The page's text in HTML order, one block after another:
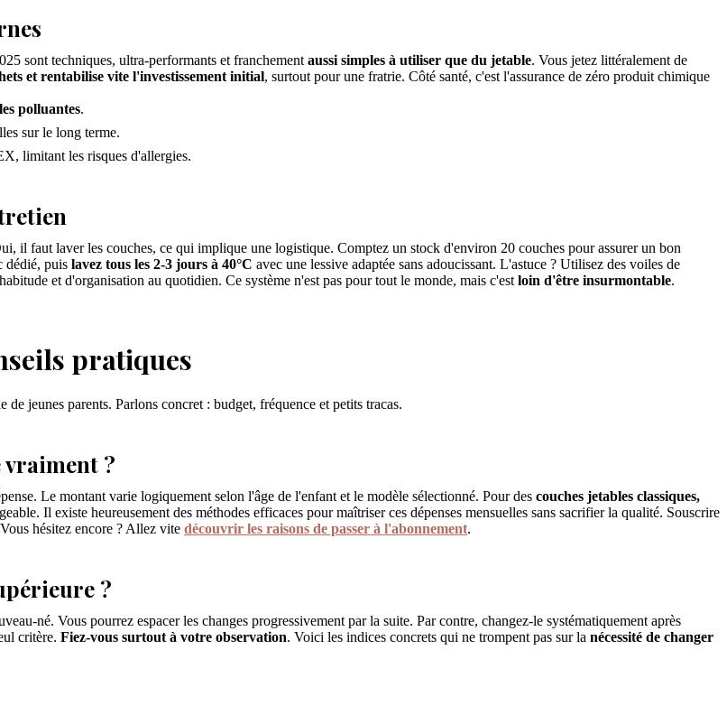
sont techniques, ultra-performants et franchement aussi simples à utiliser que du jetable. Vous jetez littéralement de
et rentabilise vite l'investissement initial, surtout pour une fratrie. Côté santé, c'est l'assurance de zéro produit chimique
polluantes.
sur le long terme.
limitant les risques d'allergies.
il faut laver les couches, ce qui implique une logistique. Comptez un stock d'environ 20 couches pour assurer un bon
dédié, puis lavez tous les 2-3 jours à 40°C avec une lessive adaptée sans adoucissant. L'astuce ? Utilisez des voiles de
et d'organisation au quotidien. Ce système n'est pas pour tout le monde, mais c'est loin d'être insurmontable.
pratiques
de jeunes parents. Parlons concret : budget, fréquence et petits tracas.
vraiment ?
Le montant varie logiquement selon l'âge de l'enfant et le modèle sélectionné. Pour des couches jetables classiques,
Il existe heureusement des méthodes efficaces pour maîtriser ces dépenses mensuelles sans sacrifier la qualité. Souscrire
hésitez encore ? Allez vite découvrir les raisons de passer à l'abonnement.
?
né. Vous pourrez espacer les changes progressivement par la suite. Par contre, changez-le systématiquement après
critère. Fiez-vous surtout à votre observation. Voici les indices concrets qui ne trompent pas sur la nécessité de changer